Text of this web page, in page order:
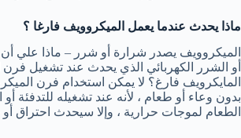
ماذا يحدث عندما يعمل الميكروويف فارغا ؟
الميكروويف يصدر شرارة أو شرر – ماذا علي
أو الشرر الكهربائي الذي يحدث عند تشغيل
المايكرويف فارغ؟ لا يمكن استخدام فرن
بدون وعاء أو طعام ، لأنه عند تشغيله للتدفئة
الطعام لموجات حرارية ، وإلا سيحدث احتراق